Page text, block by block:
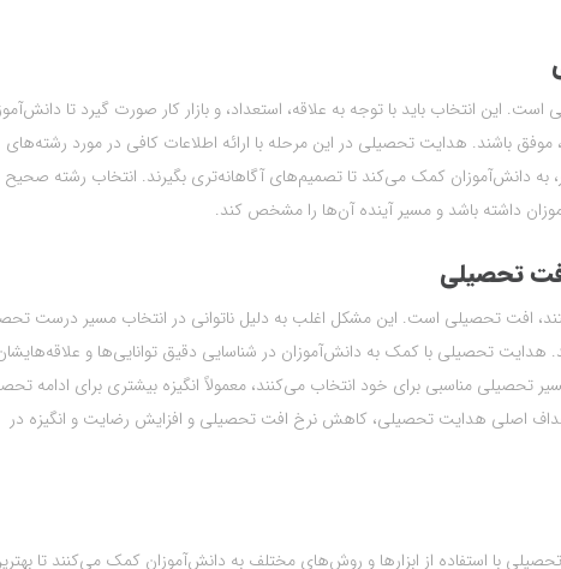
این انتخاب باید با توجه به علاقه، استعداد، و بازار کار صورت گیرد تا
موفق باشند. هدایت تحصیلی در این مرحله با ارائه اطلاعات کافی در مورد رشته‌های
به دانش‌آموزان کمک می‌کند تا تصمیم‌های آگاهانه‌تری بگیرند. انتخاب رشته صحیح
داشته باشد و مسیر آینده آن‌ها را مشخص کند.
تحصیلی
افت تحصیلی است. این مشکل اغلب به دلیل ناتوانی در انتخاب مسیر درست
تحصیلی با کمک به دانش‌آموزان در شناسایی دقیق توانایی‌ها و
تحصیلی مناسبی برای خود انتخاب می‌کنند، معمولاً انگیزه بیشتری برای ادامه
اصلی هدایت تحصیلی، کاهش نرخ افت تحصیلی و افزایش رضایت و انگیزه در
با استفاده از ابزارها و روش‌های مختلف به دانش‌آموزان کمک می‌کنند تا